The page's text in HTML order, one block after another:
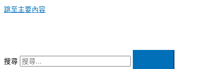
跳至主要內容
搜尋